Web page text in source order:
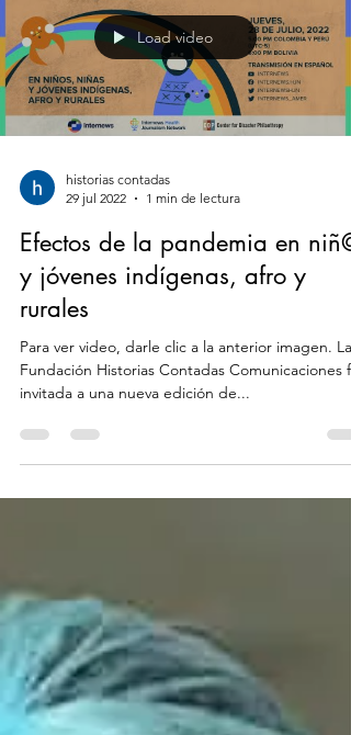
Load video
29 jul 2022
1 min de lectura
Efectos de la pandemia en
y jóvenes indígenas, afro y
rurales
Para ver video, darle clic a la anterior imagen. La
invitada a una nueva edición de...